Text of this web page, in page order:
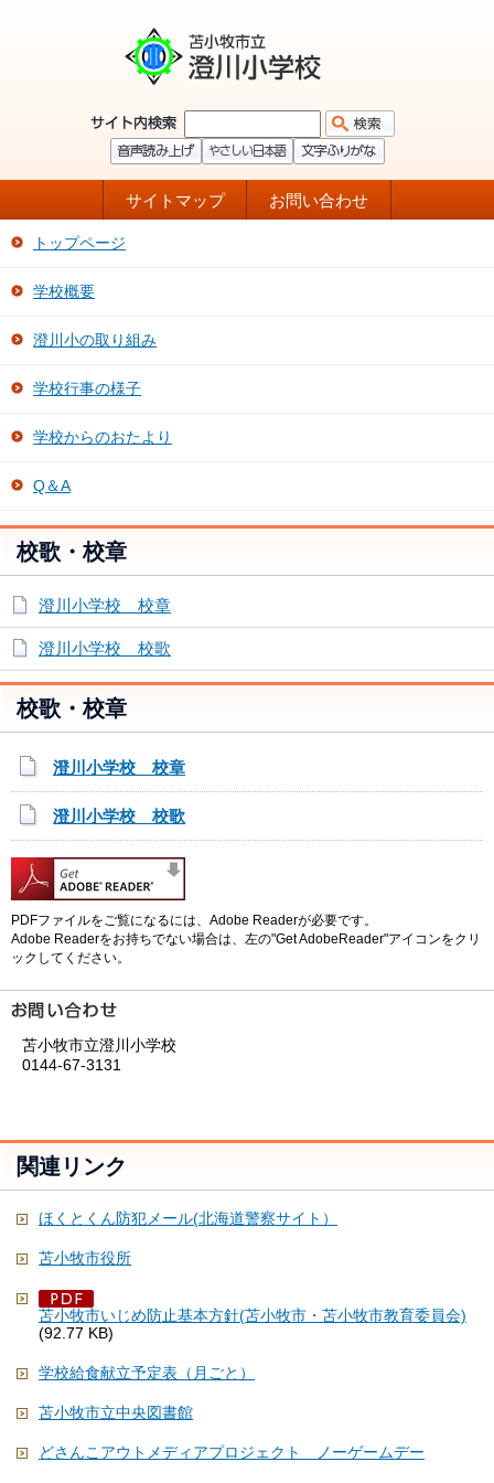
サイトマップ お問い合わせ
トップページ
学校概要
澄川小の取り組み
学校行事の様子
学校からのおたより
Q＆A
校歌・校章
澄川小学校 校章
澄川小学校 校歌
校歌・校章
澄川小学校 校章
澄川小学校 校歌
PDFファイルをご覧になるには、Adobe Readerが必要です。
Adobe Readerをお持ちでない場合は、左の"Get AdobeReader"アイコンをクリ
ックしてください。
苫小牧市立澄川小学校
0144-67-3131
関連リンク
ほくとくん防犯メール(北海道警察サイト）
苫小牧市役所
苫小牧市いじめ防止基本方針(苫小牧市・苫小牧市教育委員会)
(92.77 KB)
学校給食献立予定表（月ごと）
苫小牧市立中央図書館
どさんこアウトメディアプロジェクト ノーゲームデー